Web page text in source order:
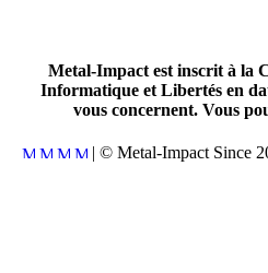
Metal-Impact est inscrit à la
Informatique et Libertés en
vous concernent. Vous
| © Metal-Impact Since